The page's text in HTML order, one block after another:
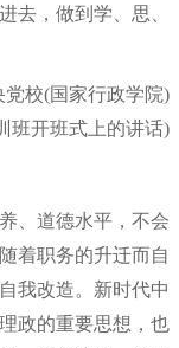
去，做到学、思、
校(国家行政学院)
班开班式上的讲话)
、道德水平，不会
着职务的升迁而自
我改造。新时代中
政的重要思想，也